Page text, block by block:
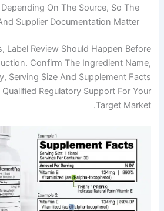
Synthetic Depending On The Source,
Prefix And Supplier Documentation
For Brands, Label Review Should
Production. Confirm The
Potency, Serving Size And
With Qualified Regulatory